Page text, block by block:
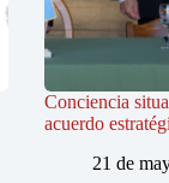
Conciencia
acuerdo
21 de